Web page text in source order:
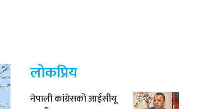
लोकप्रिय
नेपाली कांग्रेसको आईसीयू